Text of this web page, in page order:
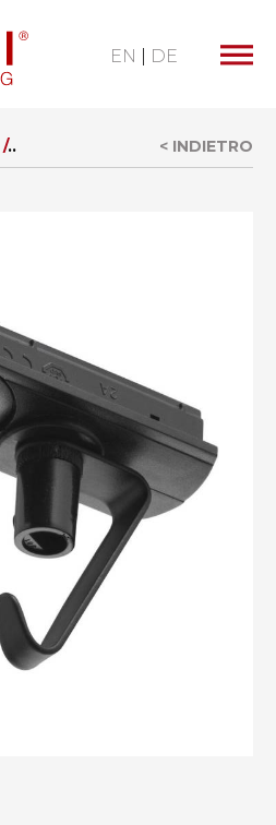
EN DE
MENU
/.. < INDIETRO